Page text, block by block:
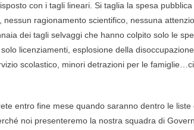
con i tagli lineari. Si taglia la spesa
ragionamento scientifico, nessuna
dei tagli selvaggi che hanno colpito solo le
licenziamenti, esplosione della
scolastico, minori detrazioni per le
entro fine mese quando saranno dentro le
noi presenteremo la nostra squadra di